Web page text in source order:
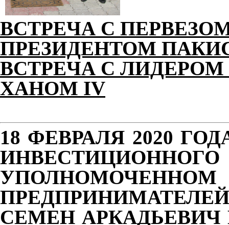
ВСТРЕЧА С
ПРЕЗИДЕНТОМ
ВСТРЕЧА С
ХАНОМ IV
18 ФЕВРАЛЯ 2020
СЕМЕН АРКАДЬЕВИЧ